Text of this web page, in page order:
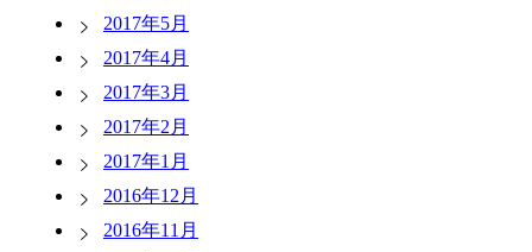
2017年5月
2017年4月
2017年3月
2017年2月
2017年1月
2016年12月
2016年11月